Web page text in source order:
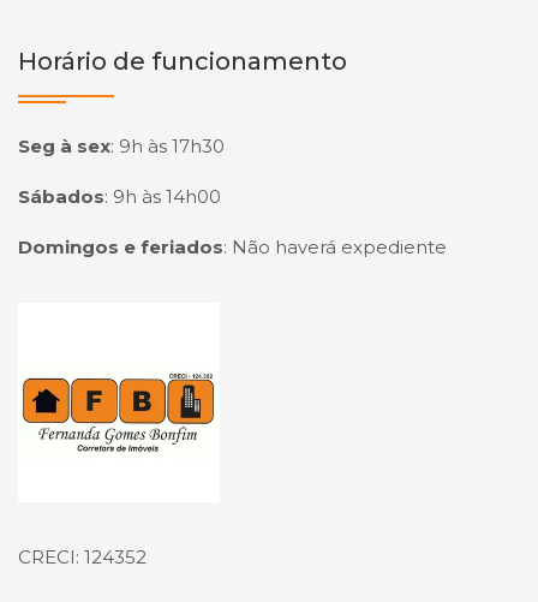
Horário de funcionamento
Seg à sex: 9h às 17h30
Sábados: 9h às 14h00
Domingos e feriados: Não haverá expediente
CRECI: 124352